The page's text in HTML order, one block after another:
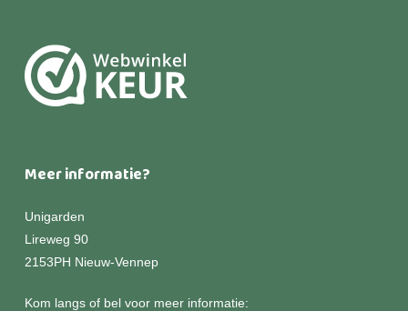
Meer informatie?
Unigarden
Lireweg 90
2153PH Nieuw-Vennep
Kom langs of bel voor meer informatie: